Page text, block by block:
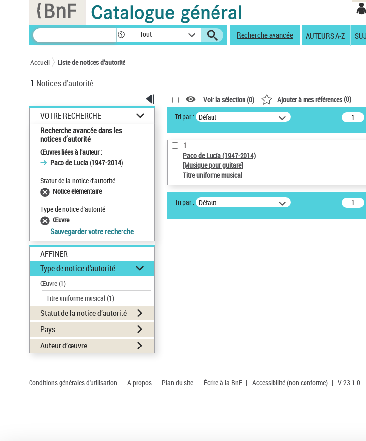
Tout Recherche avancée AUTEURS A-Z
Accueil Liste de notices d’autorité
1 Notices d'autorité
VOTRE RECHERCHE
Recherche avancée dans les
notices d’autorité
Œuvres liées à l'auteur :
Paco de Lucía (1947-2014)
Statut de la notice d’autorité
Notice élémentaire
Type de notice d'autorité
Œuvre
Sauvegarder votre recherche
AFFINER
Type de notice d'autorité
Œuvre(1)
Titre uniforme musical(1)
Statut de la notice d’autorité
Pays
Auteur d’œuvre
Voir la sélection (0) Ajouter à mes références(0)
Tri par : Défaut
1
Paco de Lucía (1947-2014)
[Musique pour guitare]
Titre uniforme musical
Tri par : Défaut
Conditions générales d'utilisation | A propos | Plan du site | Écrire à la BnF | Accessibilité (non conforme) | V 23.1.0
Panneau de gestion des cookies